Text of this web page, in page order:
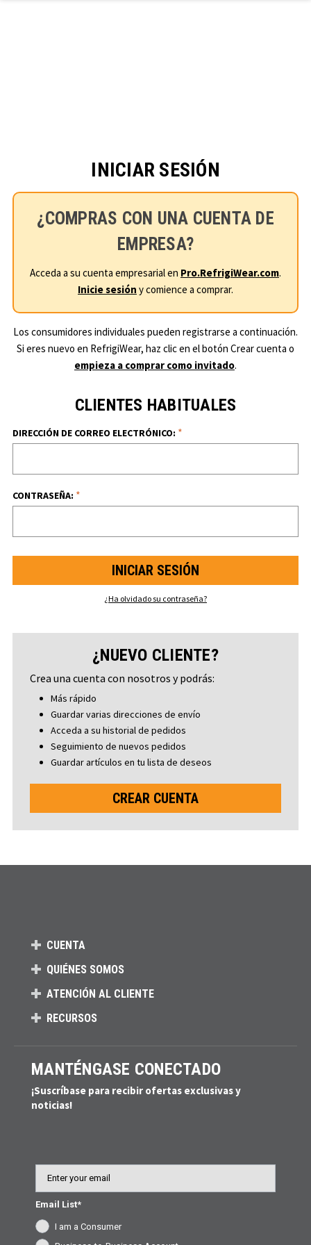
INICIAR SESIÓN
¿COMPRAS CON UNA CUENTA DE
EMPRESA?
Acceda a su cuenta empresarial en Pro.RefrigiWear.com.
Inicie sesión y comience a comprar.
Los consumidores individuales pueden registrarse a continuación.
Si eres nuevo en RefrigiWear, haz clic en el botón Crear cuenta o
empieza a comprar como invitado.
CLIENTES HABITUALES
DIRECCIÓN DE CORREO ELECTRÓNICO: *
CONTRASEÑA: *
¿Ha olvidado su contraseña?
¿NUEVO CLIENTE?
Crea una cuenta con nosotros y podrás:
Más rápido
Guardar varias direcciones de envío
Acceda a su historial de pedidos
Seguimiento de nuevos pedidos
Guardar artículos en tu lista de deseos
CREAR CUENTA
CUENTA
QUIÉNES SOMOS
ATENCIÓN AL CLIENTE
RECURSOS
MANTÉNGASE CONECTADO
¡Suscríbase para recibir ofertas exclusivas y
noticias!
Email List*
I am a Consumer